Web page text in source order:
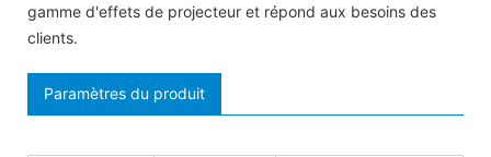
gamme d'effets de projecteur et répond aux besoins des
clients.
Paramètres du produit